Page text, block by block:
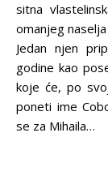
sitna
omanjeg
Jedan njen
godine kao
koje će, po
poneti ime
se za Mihaila…